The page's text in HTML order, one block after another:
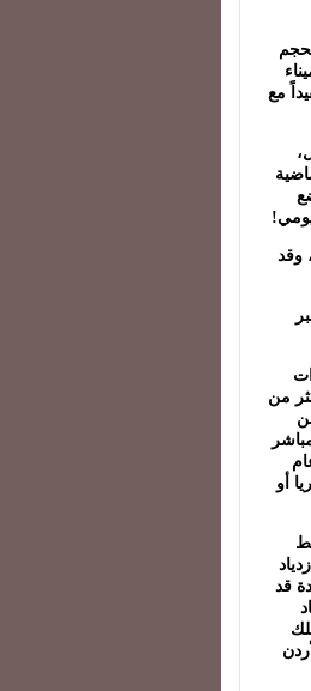
مع
وقد
2010، وانخفضت أكثر من
دولار عام
أو
قد